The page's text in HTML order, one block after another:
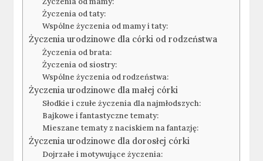
Życzenia od taty:
Wspólne życzenia od mamy i taty:
Życzenia urodzinowe dla córki od rodzeństwa
Życzenia od brata:
Życzenia od siostry:
Wspólne życzenia od rodzeństwa:
Życzenia urodzinowe dla małej córki
Słodkie i czułe życzenia dla najmłodszych:
Bajkowe i fantastyczne tematy:
Mieszane tematy z naciskiem na fantazję:
Życzenia urodzinowe dla dorosłej córki
Dojrzałe i motywujące życzenia: